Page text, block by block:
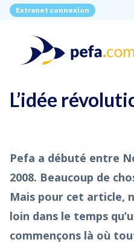
Extranet connexion
L’idée
Pefa a débuté entre
2008. Beaucoup de
Mais pour cet article,
loin dans le temps
commençons là où